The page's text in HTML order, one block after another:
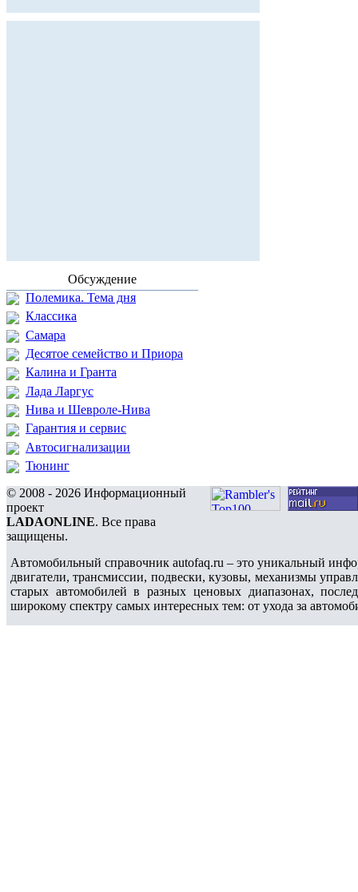
Обсуждение
Полемика. Тема дня
Классика
Самара
Десятое семейство и Приора
Калина и Гранта
Лада Ларгус
Нива и Шевроле-Нива
Гарантия и сервис
Автосигнализации
Тюнинг
© 2008 - 2026 Информационный
проект
LADAONLINE. Все права
защищены.
Автомобильный справочник autofaq.ru – это уникальный
двигатели, трансмиссии, подвески, кузовы, механизмы
старых автомобилей в разных ценовых диапазонах,
широкому спектру самых интересных тем: от ухода за